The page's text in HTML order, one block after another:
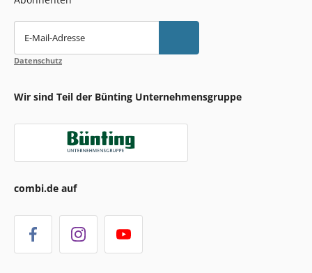
E-Mail-Adresse
Datenschutz
Wir sind Teil der Bünting Unternehmensgruppe
combi.de auf